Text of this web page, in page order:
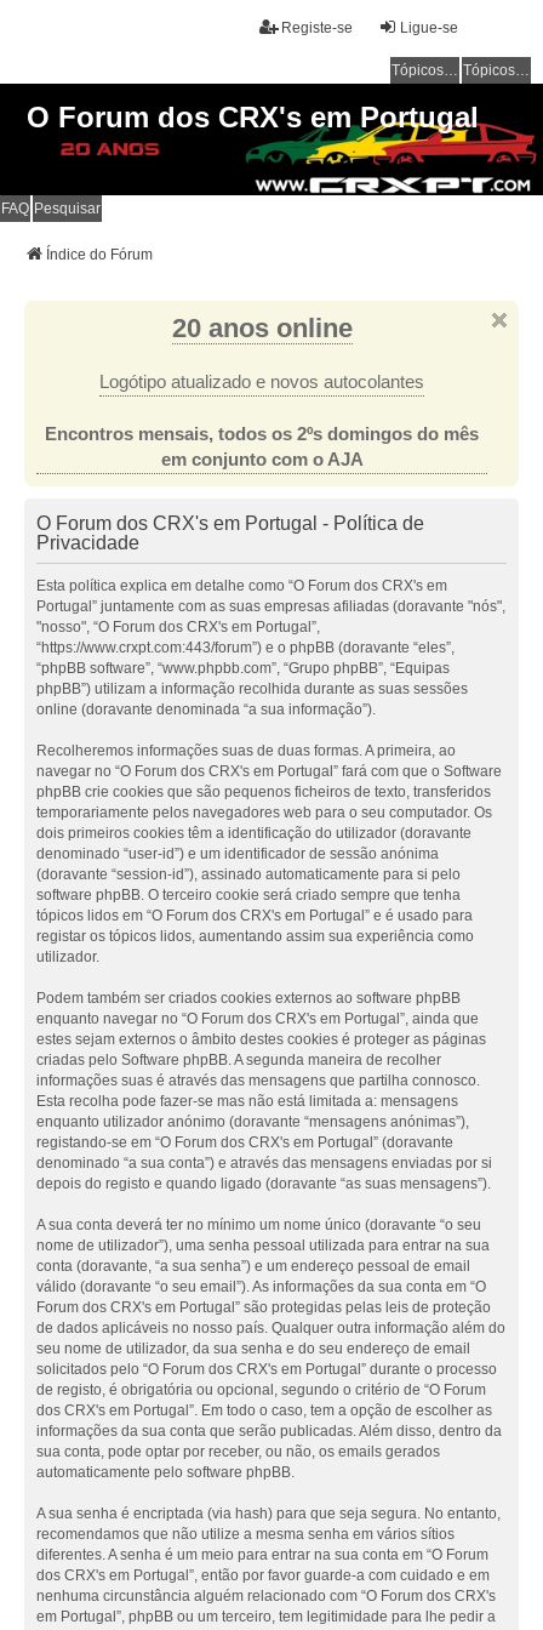
Ligue-se
Registe-se
Tópicos sem resposta Tópicos ativos
O Forum dos CRX's em Portugal
FAQ Pesquisar
Índice do Fórum
20 anos online
Logótipo atualizado e novos autocolantes
Encontros mensais, todos os 2ºs domingos do mês
em conjunto com o AJA
O Forum dos CRX's em Portugal - Política de
Privacidade
Esta política explica em detalhe como “O Forum dos CRX's em
Portugal” juntamente com as suas empresas afiliadas (doravante "nós",
"nosso", “O Forum dos CRX's em Portugal”,
“https://www.crxpt.com:443/forum”) e o phpBB (doravante “eles”,
“phpBB software”, “www.phpbb.com”, “Grupo phpBB”, “Equipas
phpBB”) utilizam a informação recolhida durante as suas sessões
online (doravante denominada “a sua informação”).
Recolheremos informações suas de duas formas. A primeira, ao
navegar no “O Forum dos CRX's em Portugal” fará com que o Software
phpBB crie cookies que são pequenos ficheiros de texto, transferidos
temporariamente pelos navegadores web para o seu computador. Os
dois primeiros cookies têm a identificação do utilizador (doravante
denominado “user-id”) e um identificador de sessão anónima
(doravante “session-id”), assinado automaticamente para si pelo
software phpBB. O terceiro cookie será criado sempre que tenha
tópicos lidos em “O Forum dos CRX's em Portugal” e é usado para
registar os tópicos lidos, aumentando assim sua experiência como
utilizador.
Podem também ser criados cookies externos ao software phpBB
enquanto navegar no “O Forum dos CRX's em Portugal”, ainda que
estes sejam externos o âmbito destes cookies é proteger as páginas
criadas pelo Software phpBB. A segunda maneira de recolher
informações suas é através das mensagens que partilha connosco.
Esta recolha pode fazer-se mas não está limitada a: mensagens
enquanto utilizador anónimo (doravante “mensagens anónimas”),
registando-se em “O Forum dos CRX's em Portugal” (doravante
denominado “a sua conta”) e através das mensagens enviadas por si
depois do registo e quando ligado (doravante “as suas mensagens”).
A sua conta deverá ter no mínimo um nome único (doravante “o seu
nome de utilizador”), uma senha pessoal utilizada para entrar na sua
conta (doravante, “a sua senha”) e um endereço pessoal de email
válido (doravante “o seu email”). As informações da sua conta em “O
Forum dos CRX's em Portugal” são protegidas pelas leis de proteção
de dados aplicáveis no nosso país. Qualquer outra informação além do
seu nome de utilizador, da sua senha e do seu endereço de email
solicitados pelo “O Forum dos CRX's em Portugal” durante o processo
de registo, é obrigatória ou opcional, segundo o critério de “O Forum
dos CRX's em Portugal”. Em todo o caso, tem a opção de escolher as
informações da sua conta que serão publicadas. Além disso, dentro da
sua conta, pode optar por receber, ou não, os emails gerados
automaticamente pelo software phpBB.
A sua senha é encriptada (via hash) para que seja segura. No entanto,
recomendamos que não utilize a mesma senha em vários sítios
diferentes. A senha é um meio para entrar na sua conta em “O Forum
dos CRX's em Portugal”, então por favor guarde-a com cuidado e em
nenhuma circunstância alguém relacionado com “O Forum dos CRX's
em Portugal”, phpBB ou um terceiro, tem legitimidade para lhe pedir a